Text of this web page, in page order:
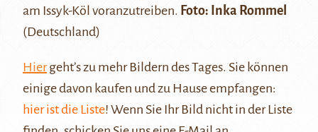
am Issyk-Köl voranzutreiben. Foto: Inka Rommel
(Deutschland)
Hiergeht’s zu mehr Bildern des Tages. Sie können
einige davon kaufen und zu Hause empfangen:
hier ist die Liste! Wenn Sie Ihr Bild nicht in der Liste